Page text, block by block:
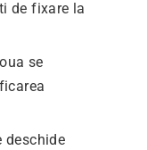
de fixare la
se
deschide